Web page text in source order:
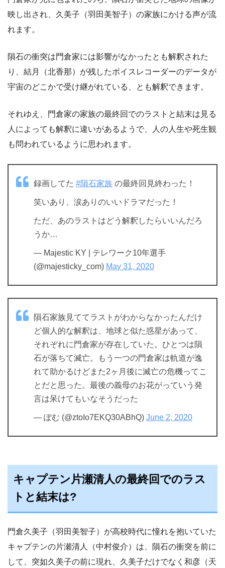
映し出され、久美子（羽田美智子）の家族にかける声が流
れます。
隕石の衝突は門倉家には影響がなかったとも解釈された
り、結月（北香那）が残したボイスレコーダーのデータが
宇宙のどこかで受け継がれている、とも解釈できます。
それゆえ、門倉家の家族の最終回でのラストと結末は見る
人によっても解釈に違いがあるようで、人の人生や死生観
も問われているように思われます。
録画してた #隕石家族 の最終回見終わった！
笑いあり、涙ありのいいドラマだった！
ただ、あのラストはどう解釈したらいいんだろ
うか…
— Majestic KY | テレワーク10年選手
(@majesticky_com) May 31, 2020
隕石家族見ててラストがわからなかったんだけ
ど個人的な解釈は、地球と似た惑星があって、
それぞれに門倉家が存在していた。ひとつは隕
石が落ちて滅亡。もう一つの門倉家は軌道が逸
れて助かるけどまた2ヶ月後に滅亡の危機ってこ
とだと思った。最後の義母のお花がっていう発
言は呆けてもいなそうだった
— ぽむ (@ztoIo7EKQ30ABhQ) June 2, 2020
キャプテン片瀬清人の最終回でのラス
トと結末は?
門倉久美子（羽田美智子）が高校時代に憧れを抱いていた
キャプテンの片瀬清人（中村俊介）は、隕石の衝突を前に
して、突如久美子の前に現れ、久美子だけでなく和彦（天